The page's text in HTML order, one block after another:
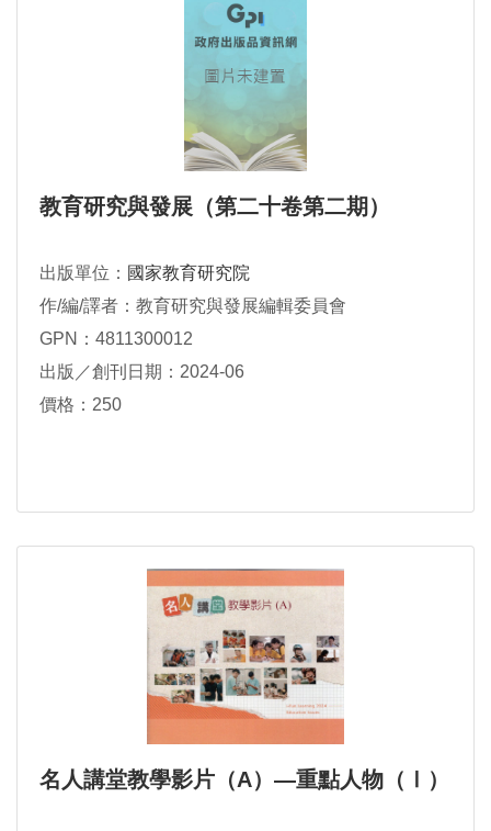
教育研究與發展（第二十卷第二期）
出版單位： 國家教育研究院
作/編/譯者：教育研究與發展編輯委員會
GPN：4811300012
出版／創刊日期：2024-06
價格：250
名人講堂教學影片（A）—重點人物（Ⅰ）